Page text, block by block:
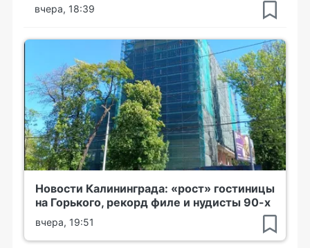
вчера, 18:39
Новости Калининграда: «рост» гостиницы
на Горького, рекорд филе и нудисты 90-х
вчера, 19:51